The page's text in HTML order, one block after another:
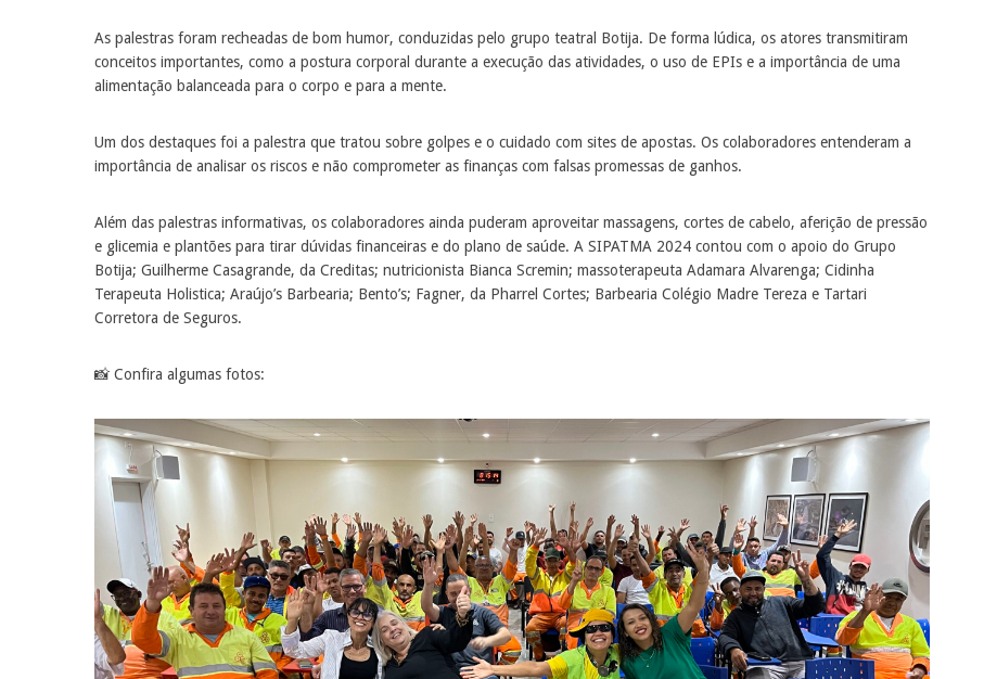
As palestras foram recheadas de bom humor, conduzidas pelo grupo teatral Botija. De forma lúdica, os atores transmitiram
conceitos importantes, como a postura corporal durante a execução das atividades, o uso de EPIs e a importância de uma
alimentação balanceada para o corpo e para a mente.
Um dos destaques foi a palestra que tratou sobre golpes e o cuidado com sites de apostas. Os colaboradores entenderam a
importância de analisar os riscos e não comprometer as finanças com falsas promessas de ganhos.
Além das palestras informativas, os colaboradores ainda puderam aproveitar massagens, cortes de cabelo, aferição de pressão
e glicemia e plantões para tirar dúvidas financeiras e do plano de saúde. A SIPATMA 2024 contou com o apoio do Grupo
Botija; Guilherme Casagrande, da ‌Creditas; nutricionista Bianca Scremin; massoterapeuta ‌Adamara Alvarenga; Cidinha
Terapeuta Holistica; ‌Araújo’s Barbearia; Bento’s; Fagner, da Pharrel Cortes; Barbearia Colégio Madre Tereza e Tartari
Corretora de Seguros.
📸 Confira algumas fotos: